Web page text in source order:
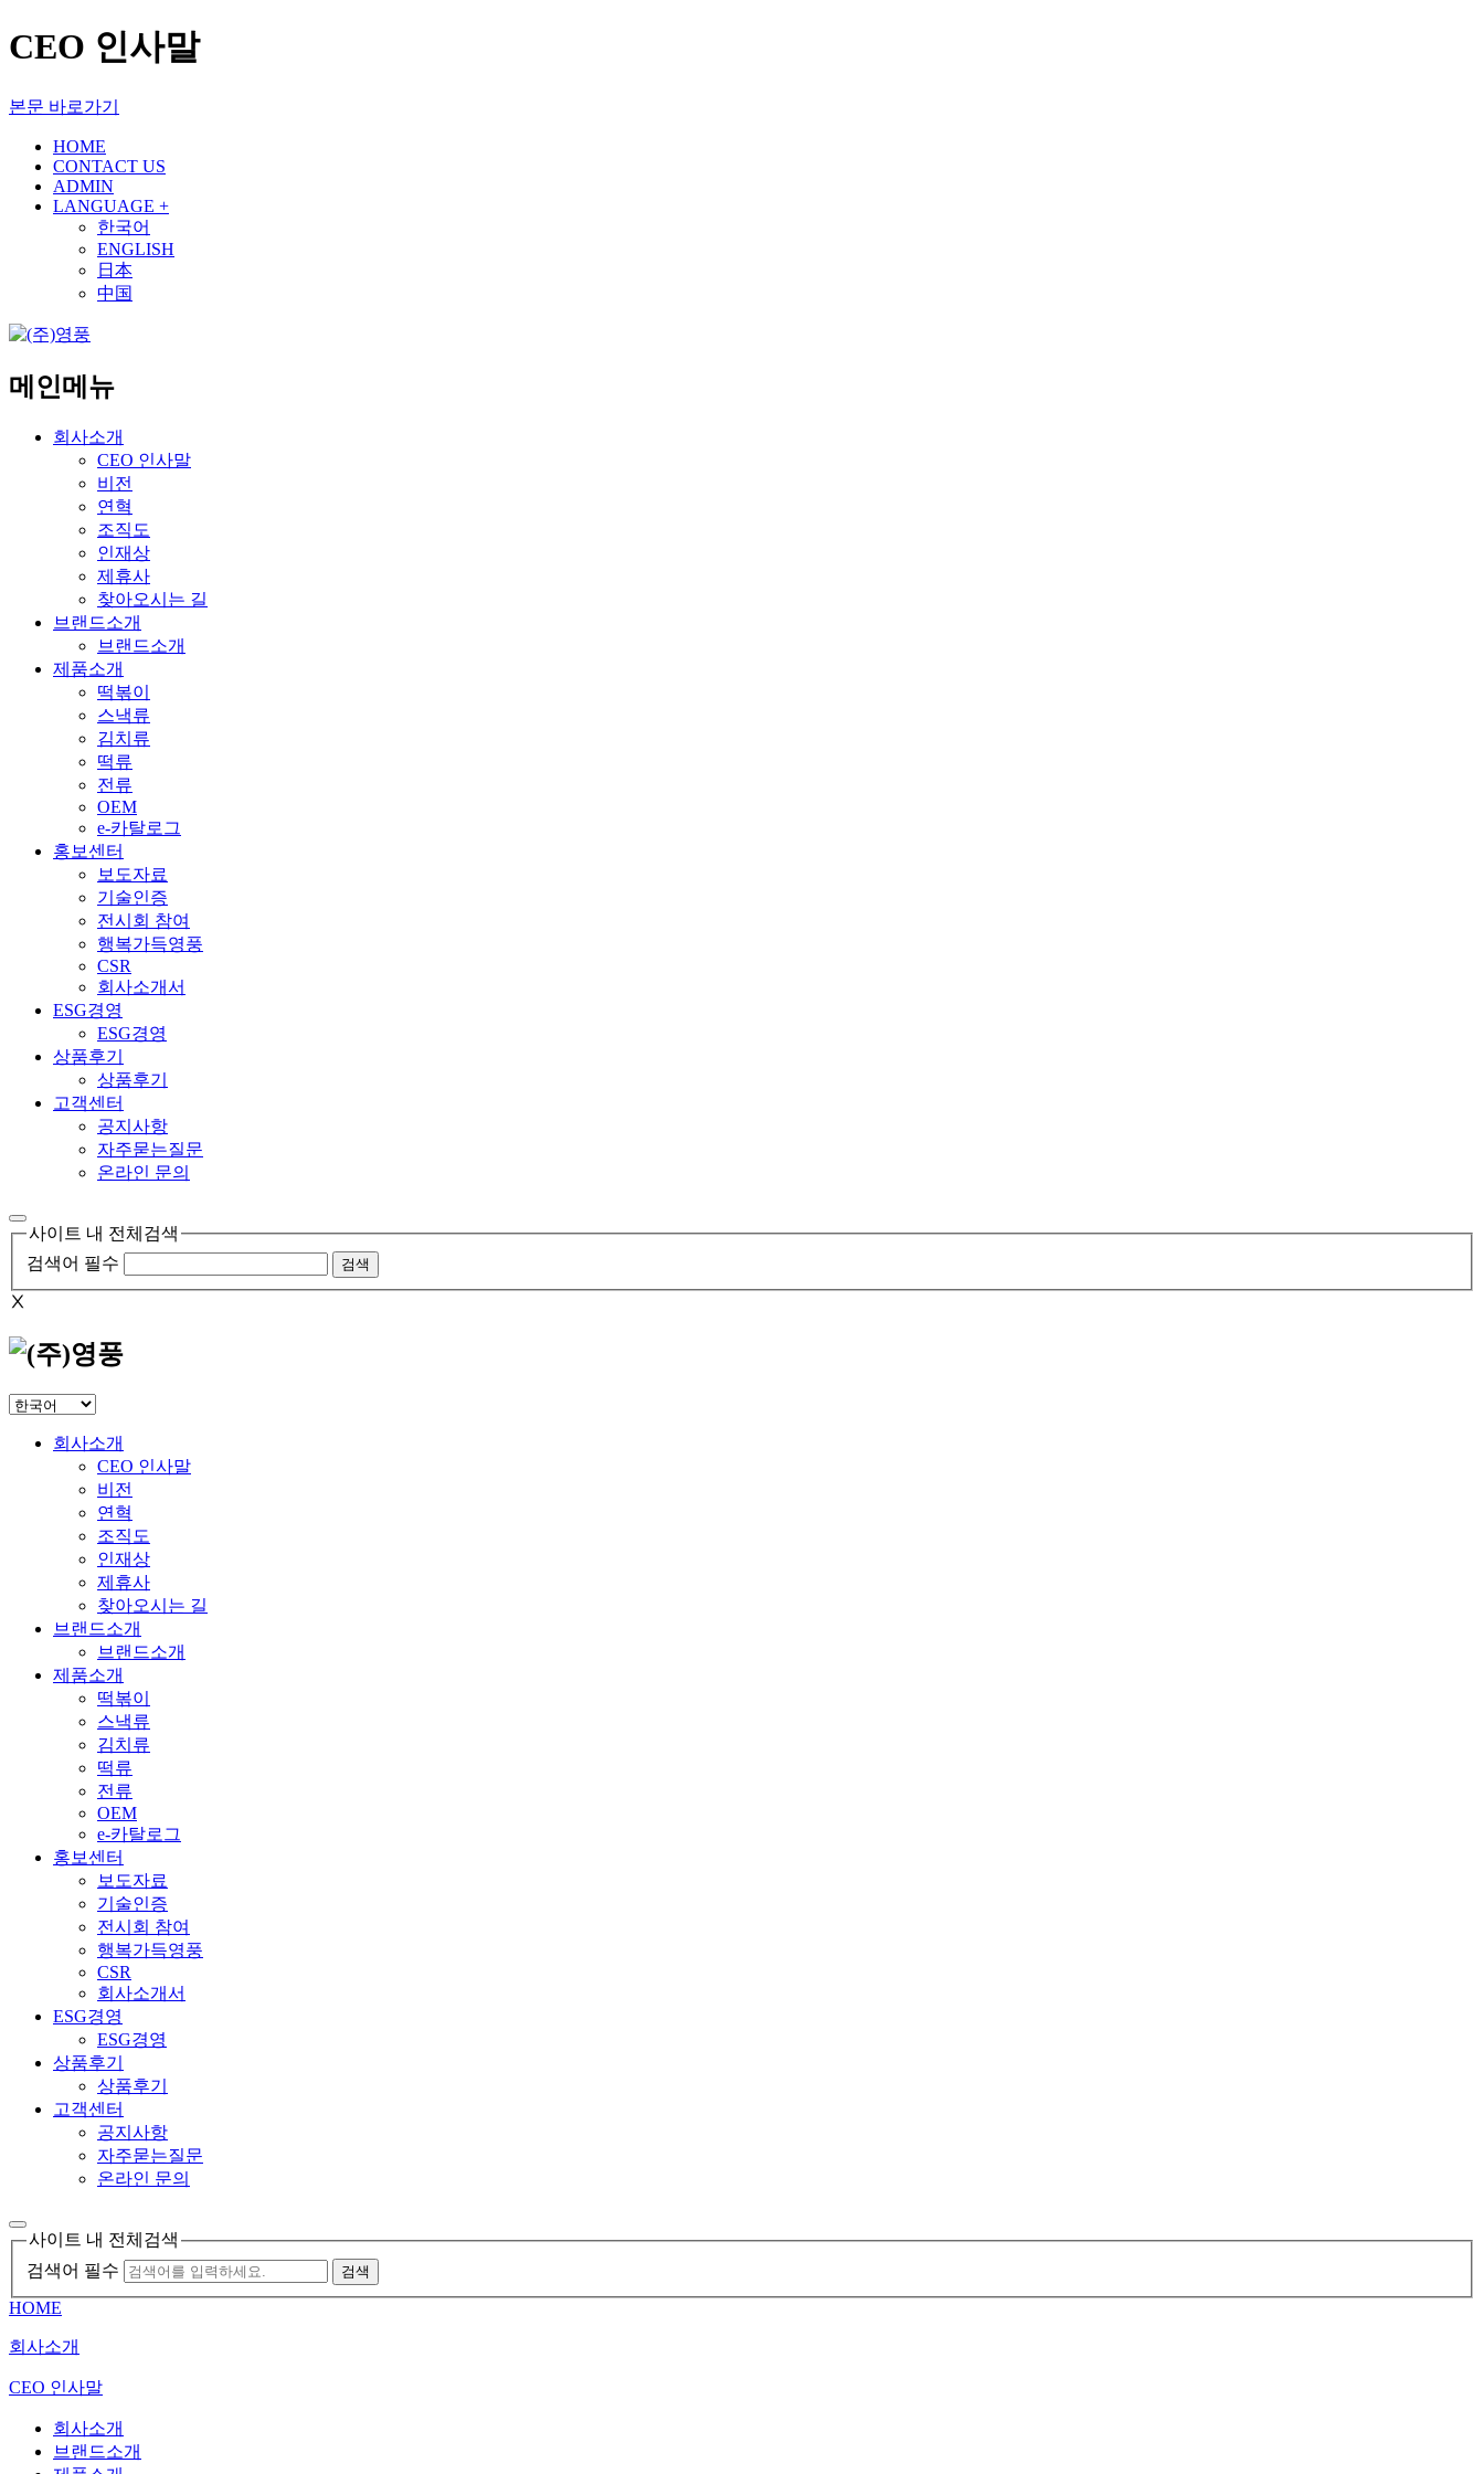
CEO 인사말
본문 바로가기
HOME
CONTACT US
ADMIN
LANGUAGE +
한국어
ENGLISH
日本
中国
메인메뉴
회사소개
CEO 인사말
비전
연혁
조직도
인재상
제휴사
찾아오시는 길
브랜드소개
브랜드소개
제품소개
떡볶이
스낵류
김치류
떡류
전류
OEM
e-카탈로그
홍보센터
보도자료
기술인증
전시회 참여
행복가득영풍
CSR
회사소개서
ESG경영
ESG경영
상품후기
상품후기
고객센터
공지사항
자주묻는질문
온라인 문의
사이트 내 전체검색
검색어 필수
검색
Ⅹ
회사소개
CEO 인사말
비전
연혁
조직도
인재상
제휴사
찾아오시는 길
브랜드소개
브랜드소개
제품소개
떡볶이
스낵류
김치류
떡류
전류
OEM
e-카탈로그
홍보센터
보도자료
기술인증
전시회 참여
행복가득영풍
CSR
회사소개서
ESG경영
ESG경영
상품후기
상품후기
고객센터
공지사항
자주묻는질문
온라인 문의
사이트 내 전체검색
검색어 필수
검색
HOME
회사소개
CEO 인사말
회사소개
브랜드소개